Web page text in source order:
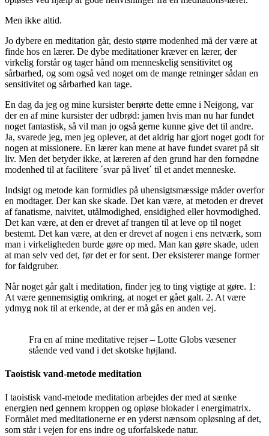
Men ikke altid.
Jo dybere en meditation går, desto større modenhed må der være at
finde hos en lærer. De dybe meditationer kræver en lærer, der
virkelig forstår og tager hånd om menneskelig sensitivitet og
sårbarhed, og som også ved noget om de mange retninger sådan en
sensitivitet og sårbarhed kan tage.
En dag da jeg og mine kursister berørte dette emne i Neigong, var
der en af mine kursister der udbrød: jamen hvis man nu har fundet
noget fantastisk, så vil man jo også gerne kunne give det til andre.
Ja, svarede jeg, men jeg oplever, at det aldrig har gjort noget godt for
nogen at missionere. En lærer kan mene at have fundet svaret på sit
liv. Men det betyder ikke, at læreren af den grund har den fornødne
modenhed til at facilitere ´svar på livet´ til et andet menneske.
Indsigt og metode kan formidles på uhensigtsmæssige måder overfor
en modtager. Der kan ske skade. Det kan være, at metoden er drevet
af fanatisme, naivitet, utålmodighed, ensidighed eller hovmodighed.
Det kan være, at den er drevet af trangen til at leve op til noget
bestemt. Det kan være, at den er drevet af nogen i ens netværk, som
man i virkeligheden burde gøre op med. Man kan gøre skade, uden
at man selv ved det, før det er for sent. Der eksisterer mange former
for faldgruber.
Når noget går galt i meditation, finder jeg to ting vigtige at gøre. 1:
At være gennemsigtig omkring, at noget er gået galt. 2. At være
ydmyg nok til at erkende, at der er må gås en anden vej.
Fra en af mine meditative rejser – Lotte Globs væsener
stående ved vand i det skotske højland.
Taoistisk vand-metode meditation
I taoistisk vand-metode meditation arbejdes der med at sænke
energien ned gennem kroppen og opløse blokader i energimatrix.
Formålet med meditationerne er en yderst nænsom opløsning af det,
som står i vejen for ens indre og uforfalskede natur.